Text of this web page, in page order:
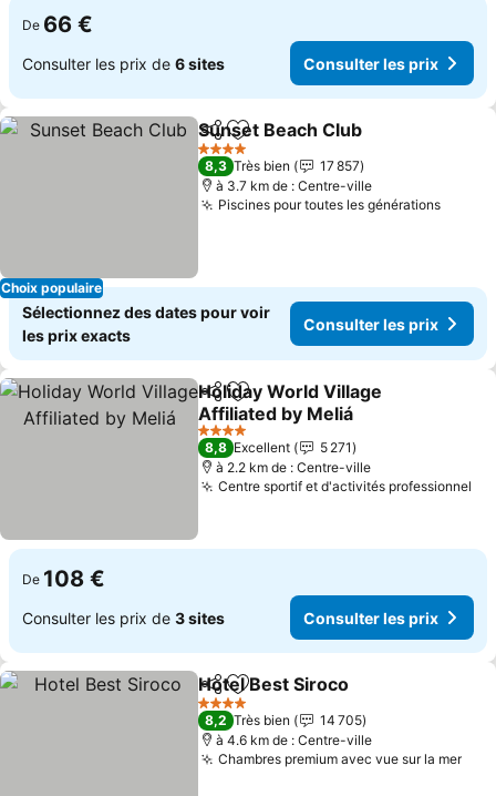
De 66 €
Consulter les prix de 6 sites Consulter les prix
Choix populaire
PartagerAjouter à mes favoris
Sunset Beach Club
4 Étoiles
8,3 Très bien
17 857
à 3.7 km de : Centre-ville
Piscines pour toutes les générations
Sélectionnez des dates pour voir
les prix exacts
Consulter les prix
PartagerAjouter à mes favoris
Holiday World Village
Affiliated by Meliá
4 Étoiles
8,8 Excellent
5 271
à 2.2 km de : Centre-ville
Centre sportif et d'activités professionnel
De 108 €
Consulter les prix de 3 sites Consulter les prix
PartagerAjouter à mes favoris
Hotel Best Siroco
4 Étoiles
8,2 Très bien
14 705
à 4.6 km de : Centre-ville
Chambres premium avec vue sur la mer